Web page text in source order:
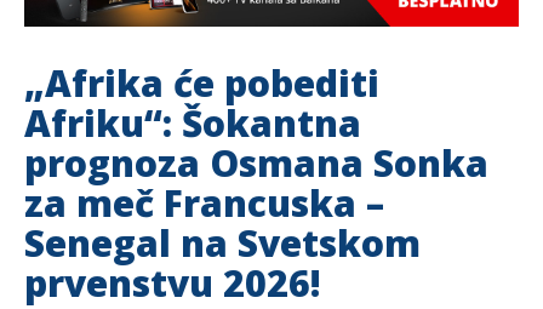
„Afrika će pobediti
Afriku“: Šokantna
prognoza Osmana Sonka
za meč Francuska –
Senegal na Svetskom
prvenstvu 2026!